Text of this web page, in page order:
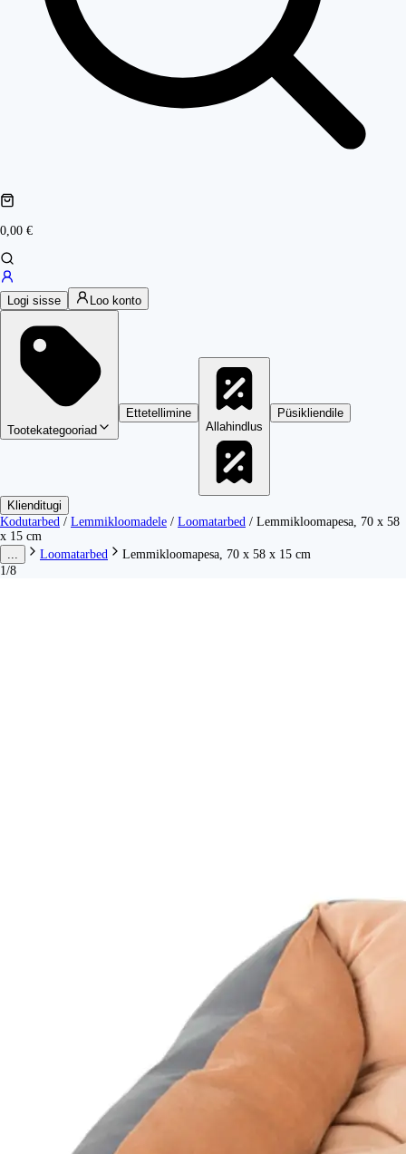
0,00 €
Logi sisse Loo konto
Tootekategooriad
Ettetellimine
Allahindlus
Püsikliendile
Klienditugi
Kodutarbed / Lemmikloomadele / Loomatarbed / Lemmikloomapesa, 70 x 58
x 15 cm
Loomatarbed
Lemmikloomapesa, 70 x 58 x 15 cm
1/8